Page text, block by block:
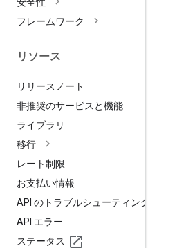
フレームワーク
リソース
リリースノート
非推奨のサービスと機能
ライブラリ
移行
レート制限
お支払い情報
API のトラブルシューティング
API エラー
ステータス